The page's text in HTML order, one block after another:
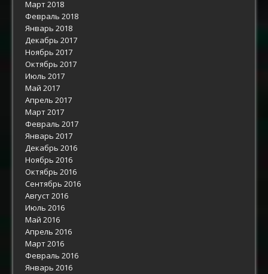
Март 2018
Февраль 2018
Январь 2018
Декабрь 2017
Ноябрь 2017
Октябрь 2017
Июль 2017
Май 2017
Апрель 2017
Март 2017
Февраль 2017
Январь 2017
Декабрь 2016
Ноябрь 2016
Октябрь 2016
Сентябрь 2016
Август 2016
Июль 2016
Май 2016
Апрель 2016
Март 2016
Февраль 2016
Январь 2016